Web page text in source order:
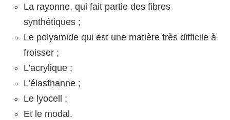
La rayonne, qui fait partie des fibres
synthétiques ;
Le polyamide qui est une matière très difficile à
froisser ;
L’acrylique ;
L’élasthanne ;
Le lyocell ;
Et le modal.